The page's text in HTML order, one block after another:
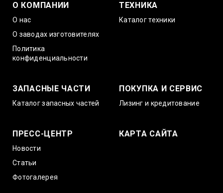
О КОМПАНИИ
О нас
О заводах изготовителях
Политика
конфиденциальности
ТЕХНИКА
Каталог техники
ЗАПАСНЫЕ ЧАСТИ
Каталог запасных частей
ПОКУПКА И СЕРВИС
Лизинг и кредитование
ПРЕСС-ЦЕНТР
Новости
Статьи
Фотогалерея
КАРТА САЙТА